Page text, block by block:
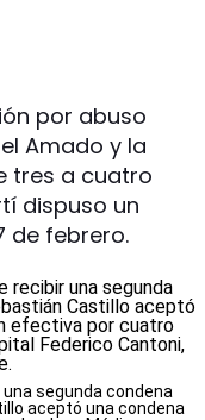
por abuso
Amado y la
tres a cuatro
dispuso un
de febrero.
segunda condena
aceptó una condena